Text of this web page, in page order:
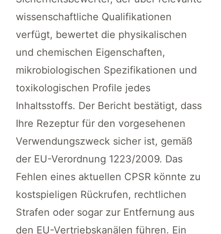
wissenschaftliche Qualifikationen
verfügt, bewertet die physikalischen
und chemischen Eigenschaften,
mikrobiologischen Spezifikationen und
toxikologischen Profile jedes
Inhaltsstoffs. Der Bericht bestätigt, dass
Ihre Rezeptur für den vorgesehenen
Verwendungszweck sicher ist, gemäß
der EU-Verordnung 1223/2009. Das
Fehlen eines aktuellen CPSR könnte zu
kostspieligen Rückrufen, rechtlichen
Strafen oder sogar zur Entfernung aus
den EU-Vertriebskanälen führen. Ein